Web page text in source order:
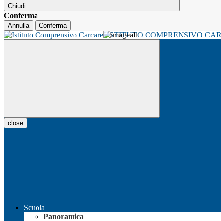
Chiudi
Conferma
Annulla Conferma
ISTITUTO COMPRENSIVO
close
Scuola
Panoramica